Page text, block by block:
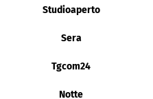
Studioaperto
Sera
Tgcom24
Notte